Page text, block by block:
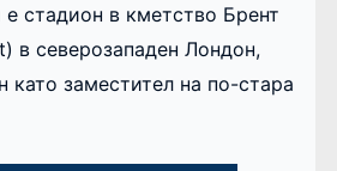
стадион в кметство Брент
в северозападен Лондон,
като заместител на по-стара